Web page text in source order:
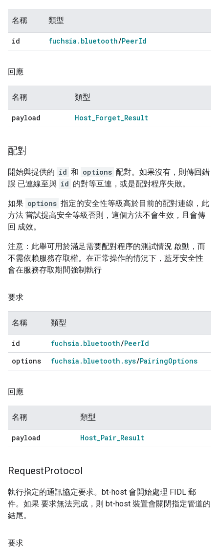
名稱 類型
id fuchsia . bluetooth/PeerId
回應
名稱 類型
payload Host_Forget_Result
配對
開始與提供的 id 和 options 配對。如果沒有，則傳回錯
誤 已連線至與 id 的對等互連，或是配對程序失敗。
如果 options 指定的安全性等級高於目前的配對連線，此
方法 嘗試提高安全等級否則，這個方法不會生效，且會傳
回 成效。
注意：此舉可用於滿足需要配對程序的測試情況 啟動，而
不需依賴服務存取權。在正常操作的情況下，藍牙安全性
會在服務存取期間強制執行
要求
名稱 類型
id fuchsia . bluetooth/PeerId
options
fuchsia . bluetooth .sys/PairingOptions
回應
名稱 類型
payload Host_Pair_Result
RequestProtocol
執行指定的通訊協定要求。bt-host 會開始處理 FIDL 郵
件。如果 要求無法完成，則 bt-host 裝置會關閉指定管道的
結尾。
要求